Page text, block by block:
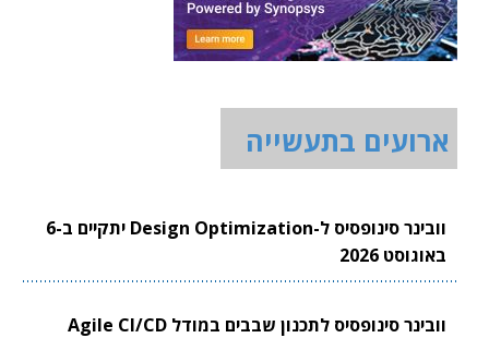
ארועים בתעשייה
וובינר סינופסיס ל-Design Optimization יתקיים ב-6
באוגוסט 2026
וובינר סינופסיס לתכנון שבבים במודל Agile CI/CD